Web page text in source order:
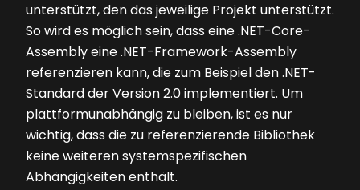
unterstützt, den das jeweilige Projekt unterstützt.
So wird es möglich sein, dass eine .NET-Core-
Assembly eine .NET-Framework-Assembly
referenzieren kann, die zum Beispiel den .NET-
Standard der Version 2.0 implementiert. Um
plattformunabhängig zu bleiben, ist es nur
wichtig, dass die zu referenzierende Bibliothek
keine weiteren systemspezifischen
Abhängigkeiten enthält.